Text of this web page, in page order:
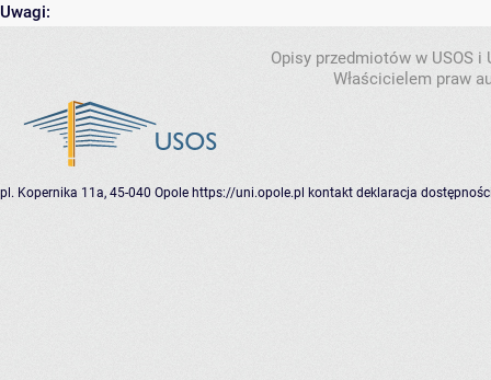
Uwagi:
Opisy przedmiotów w USOS
Właścicielem praw
pl. Kopernika 11a, 45-040 Opole https://uni.opole.pl kontakt deklaracja